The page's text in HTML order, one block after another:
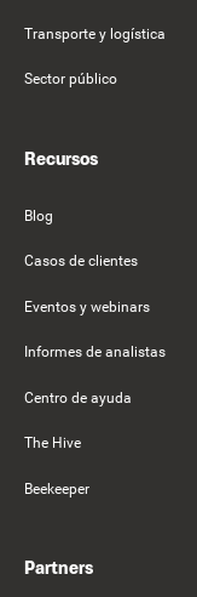
Transporte y logística
Sector público
Recursos
Blog
Casos de clientes
Eventos y webinars
Informes de analistas
Centro de ayuda
The Hive
Beekeeper
Partners